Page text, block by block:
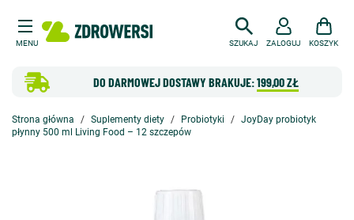
MENU SZUKAJ
DO DARMOWEJ DOSTAWY BRAKUJE:199,00 ZŁ
ZALOGUJ KOSZYK
Strona główna Suplementy diety Probiotyki
JoyDay probiotyk
płynny 500 ml Living Food – 12 szczepów